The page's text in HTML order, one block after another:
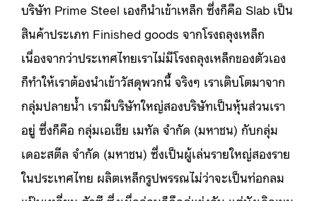
บริษัท Prime Steel เองก็นำเข้าเหล็ก ซึ่งก็คือ Slab เป็น
สินค้าประเภท Finished goods จากโรงถลุงเหล็ก
เนื่องจากว่าประเทศไทยเราไม่มีโรงถลุงเหล็กของตัวเอง
ก็ทำให้เราต้องนำเข้าวัสดุพวกนี้ จริงๆ เราเติบโตมาจาก
กลุ่มปลายน้ำ เรามีบริษัทใหญ่สองบริษัทเป็นหุ้นส่วนเรา
อยู่ ซึ่งก็คือ กลุ่มเอเชีย เมทัล จำกัด (มหาชน) กับกลุ่ม
เดอะสตีล จำกัด (มหาชน) ซึ่งเป็นผู้เล่นรายใหญ่สองราย
ในประเทศไทย ผลิตเหล็กรูปพรรณไม่ว่าจะเป็นท่อกลม